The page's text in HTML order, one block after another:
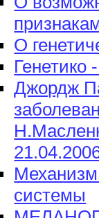
О
Джордж
системы